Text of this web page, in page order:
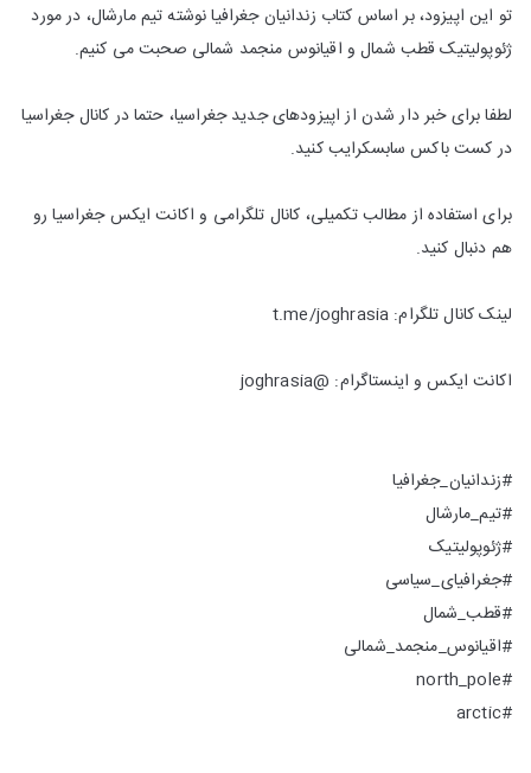
تو این اپیزود، بر اساس کتاب زندانیان جغرافیا نوشته تیم مارشال، در مورد
ژئوپولیتیک قطب شمال و اقیانوس منجمد شمالی صحبت می کنیم.
لطفا برای خبر دار شدن از اپیزودهای جدید جغراسیا، حتما در کانال جغراسیا
در کست باکس سابسکرایب کنید.
برای استفاده از مطالب تکمیلی، کانال تلگرامی و اکانت ایکس جغراسیا رو
هم دنبال کنید.
لینک کانال تلگرام: t.me/joghrasia
اکانت ایکس و اینستاگرام: @joghrasia
#زندانیان_جغرافیا
#تیم_مارشال
#ژئوپولیتیک
#جغرافیای_سیاسی
#قطب_شمال
#اقیانوس_منجمد_شمالی
#north_pole
#arctic